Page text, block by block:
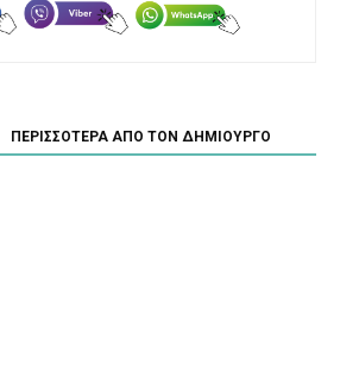
ΠΕΡΙΣΣΟΤΕΡΑ ΑΠΟ ΤΟΝ ΔΗΜΙΟΥΡΓΟ